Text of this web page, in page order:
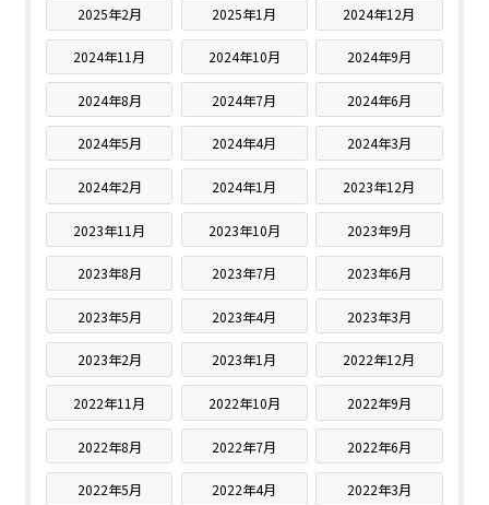
2025年2月 2025年1月 2024年12月
2024年11月 2024年10月 2024年9月
2024年8月 2024年7月 2024年6月
2024年5月 2024年4月 2024年3月
2024年2月 2024年1月 2023年12月
2023年11月 2023年10月 2023年9月
2023年8月 2023年7月 2023年6月
2023年5月 2023年4月 2023年3月
2023年2月 2023年1月 2022年12月
2022年11月 2022年10月 2022年9月
2022年8月 2022年7月 2022年6月
2022年5月 2022年4月 2022年3月